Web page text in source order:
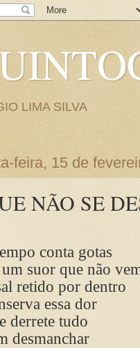
LIMA SILVA
feira, 15 de
NÃO SE
conta gotas
suor que não
retido por dentro
essa dor
derrete tudo
desmanchar